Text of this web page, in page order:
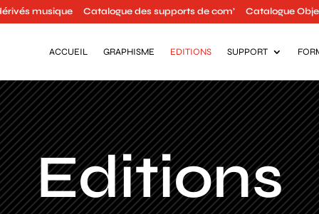
musique Catalogue des supports de com’ Catalogue
ACCUEIL GRAPHISME EDITIONS SUPPORT
Editions